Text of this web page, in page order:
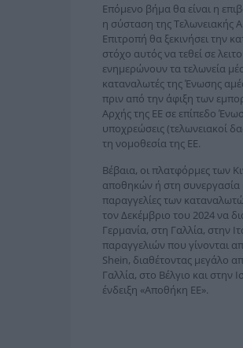
Επόμενο βήμα θα είναι η
η σύσταση της Τελωνειακής
Επιτροπή θα ξεκινήσει την
στόχο αυτός να τεθεί σε
ενημερώνουν τα τελωνεία
καταναλωτές της Ένωσης
πριν από την άφιξη των
Αρχής της ΕΕ σε επίπεδο
υποχρεώσεις (τελωνειακοί
τη νομοθεσία της ΕΕ.
Βέβαια, οι πλατφόρμες των
αποθηκών ή στη συνεργασία
παραγγελίες των
τον Δεκέμβριο του 2024 να
Γερμανία, στη Γαλλία, στην
παραγγελιών που γίνονται
Shein, διαθέτοντας μεγάλο
Γαλλία, στο Βέλγιο και στην
ένδειξη «Αποθήκη ΕΕ».